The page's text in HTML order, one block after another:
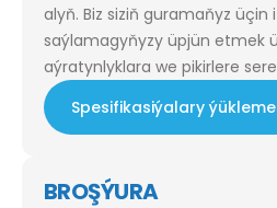
alyň. Biz siziň guramaňyz
saýlamagyňyzy üpjün etmek
aýratynlyklara we pikirlere
Spesifikasiýalary
BROŞÝURA